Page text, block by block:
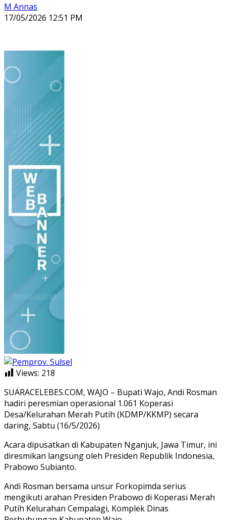
M Annas
17/05/2026 12:51 PM
Views: 218
SUARACELEBES.COM, WAJO – Bupati Wajo, Andi Rosman
hadiri peresmian operasional 1.061 Koperasi
Desa/Kelurahan Merah Putih (KDMP/KKMP) secara
daring, Sabtu (16/5/2026)
Acara dipusatkan di Kabupaten Nganjuk, Jawa Timur, ini
diresmikan langsung oleh Presiden Republik Indonesia,
Prabowo Subianto.
Andi Rosman bersama unsur Forkopimda serius
mengikuti arahan Presiden Prabowo di Koperasi Merah
Putih Kelurahan Cempalagi, Komplek Dinas